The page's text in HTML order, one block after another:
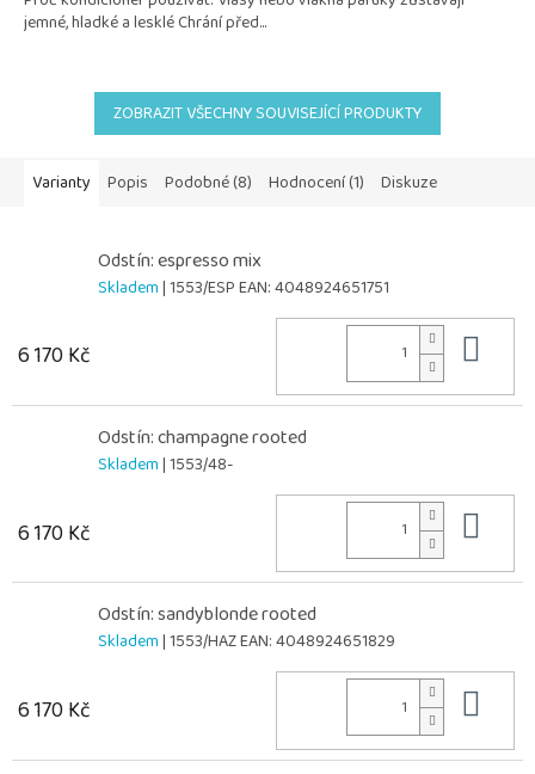
hvězdiček.
jemné, hladké a lesklé Chrání před...
ZOBRAZIT VŠECHNY SOUVISEJÍCÍ PRODUKTY
Varianty Popis Podobné (8) Hodnocení (1) Diskuze
Odstín: espresso mix
Skladem| 1553/ESPEAN:4048924651751
6 170 Kč
Odstín: champagne rooted
Skladem| 1553/48-
6 170 Kč
Odstín: sandyblonde rooted
Skladem| 1553/HAZEAN:4048924651829
6 170 Kč